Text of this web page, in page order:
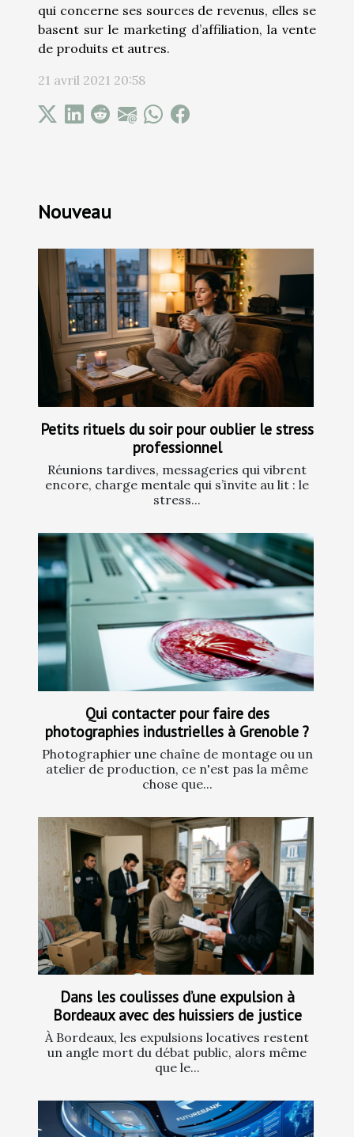
qui concerne ses sources de revenus, elles se
basent sur le marketing d’affiliation, la vente
de produits et autres.
21 avril 2021 20:58
Nouveau
Petits rituels du soir pour oublier le stress
professionnel
Réunions tardives, messageries qui vibrent
encore, charge mentale qui s’invite au lit : le
stress...
Qui contacter pour faire des
photographies industrielles à Grenoble ?
Photographier une chaîne de montage ou un
atelier de production, ce n'est pas la même
chose que...
Dans les coulisses d’une expulsion à
Bordeaux avec des huissiers de justice
À Bordeaux, les expulsions locatives restent
un angle mort du débat public, alors même
que le...